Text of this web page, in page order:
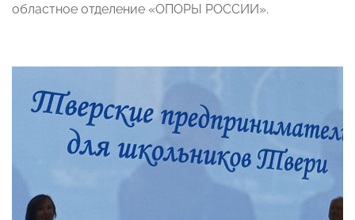
областное отделение «ОПОРЫ РОССИИ».